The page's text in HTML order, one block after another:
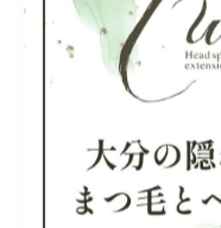
#大分市#ヘッドスパ#
もぎ蒸し
大分駅近くで受ける